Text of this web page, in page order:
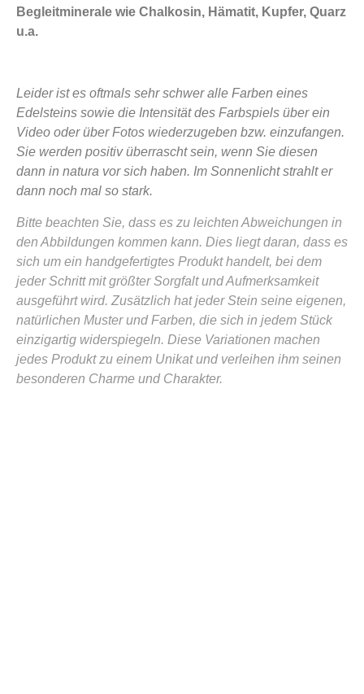
Begleitminerale wie Chalkosin, Hämatit, Kupfer, Quarz
u.a.
Leider ist es oftmals sehr schwer alle Farben eines
Edelsteins sowie die Intensität des Farbspiels über ein
Video oder über Fotos wiederzugeben bzw. einzufangen.
Sie werden positiv überrascht sein, wenn Sie diesen
dann in natura vor sich haben. Im Sonnenlicht strahlt er
dann noch mal so stark.
Bitte beachten Sie, dass es zu leichten Abweichungen in
den Abbildungen kommen kann. Dies liegt daran, dass es
sich um ein handgefertigtes Produkt handelt, bei dem
jeder Schritt mit größter Sorgfalt und Aufmerksamkeit
ausgeführt wird. Zusätzlich hat jeder Stein seine eigenen,
natürlichen Muster und Farben, die sich in jedem Stück
einzigartig widerspiegeln. Diese Variationen machen
jedes Produkt zu einem Unikat und verleihen ihm seinen
besonderen Charme und Charakter.